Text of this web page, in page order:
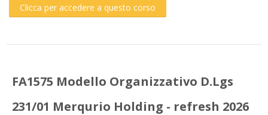
Clicca per accedere a questo corso
FA1575 Modello Organizzativo D.Lgs
231/01 Merqurio Holding - refresh 2026